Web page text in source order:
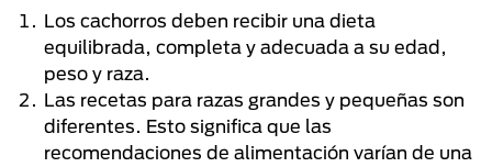
Los cachorros deben recibir una dieta
equilibrada, completa y adecuada a su edad,
peso y raza.
Las recetas para razas grandes y pequeñas son
diferentes. Esto significa que las
recomendaciones de alimentación varían de una